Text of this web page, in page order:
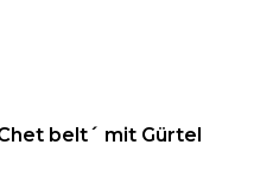
belt´ mit Gürtel